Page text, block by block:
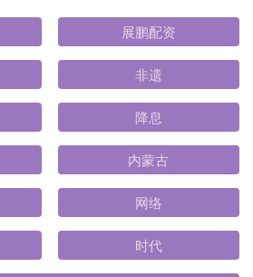
展鹏配资
非遗
降息
内蒙古
网络
时代